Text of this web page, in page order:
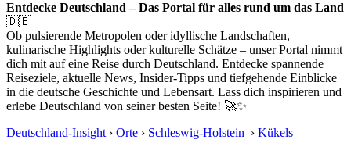
Entdecke Deutschland – Das Portal für alles rund um das Land
🇩🇪
Ob pulsierende Metropolen oder idyllische Landschaften,
kulinarische Highlights oder kulturelle Schätze – unser Portal nimmt
dich mit auf eine Reise durch Deutschland. Entdecke spannende
Reiseziele, aktuelle News, Insider-Tipps und tiefgehende Einblicke
in die deutsche Geschichte und Lebensart. Lass dich inspirieren und
erlebe Deutschland von seiner besten Seite! 🚀✨
Deutschland-Insight › Orte › Schleswig-Holstein › Kükels